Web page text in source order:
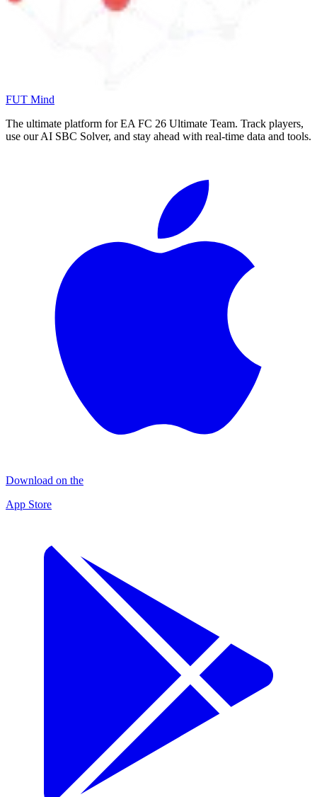
FUT Mind
The ultimate platform for EA FC 26 Ultimate Team. Track players,
use our AI SBC Solver, and stay ahead with real-time data and tools.
Download on the
App Store